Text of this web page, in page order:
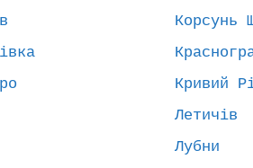
Корсунь
Кривий
Летичів
Лубни